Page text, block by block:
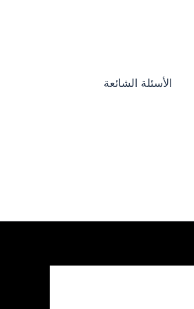
الأسئلة الشائعة